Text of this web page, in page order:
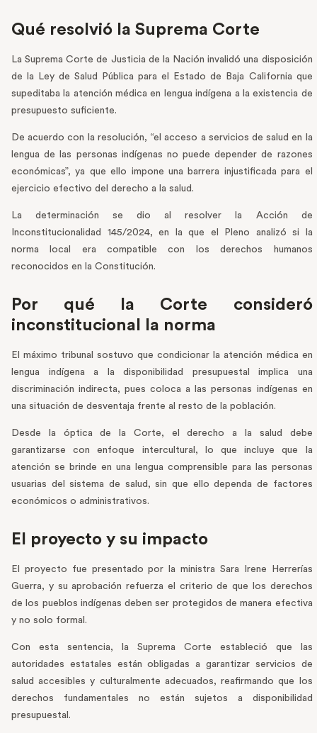
Qué resolvió la Suprema Corte
La Suprema Corte de Justicia de la Nación invalidó una disposición
de la Ley de Salud Pública para el Estado de Baja California que
supeditaba la atención médica en lengua indígena a la existencia de
presupuesto suficiente.
De acuerdo con la resolución, “el acceso a servicios de salud en la
lengua de las personas indígenas no puede depender de razones
económicas”, ya que ello impone una barrera injustificada para el
ejercicio efectivo del derecho a la salud.
La determinación se dio al resolver la Acción de
Inconstitucionalidad 145/2024, en la que el Pleno analizó si la
norma local era compatible con los derechos humanos
reconocidos en la Constitución.
Por qué la Corte consideró
inconstitucional la norma
El máximo tribunal sostuvo que condicionar la atención médica en
lengua indígena a la disponibilidad presupuestal implica una
discriminación indirecta, pues coloca a las personas indígenas en
una situación de desventaja frente al resto de la población.
Desde la óptica de la Corte, el derecho a la salud debe
garantizarse con enfoque intercultural, lo que incluye que la
atención se brinde en una lengua comprensible para las personas
usuarias del sistema de salud, sin que ello dependa de factores
económicos o administrativos.
El proyecto y su impacto
El proyecto fue presentado por la ministra Sara Irene Herrerías
Guerra, y su aprobación refuerza el criterio de que los derechos
de los pueblos indígenas deben ser protegidos de manera efectiva
y no solo formal.
Con esta sentencia, la Suprema Corte estableció que las
autoridades estatales están obligadas a garantizar servicios de
salud accesibles y culturalmente adecuados, reafirmando que los
derechos fundamentales no están sujetos a disponibilidad
presupuestal.